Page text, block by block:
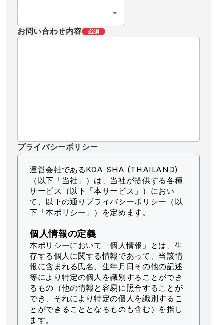
お問い合わせ内容 必須
プライバシーポリシー
運営会社であるKOA-SHA (THAILAND)
（以下「当社」） は、当社が提供する各種
サービス（以下「本サービス」）におい
て、以下の通りプライバシーポリシー（以
下「本ポリシー」）を定めます。
個人情報の定義
本ポリシーにおいて「個人情報」とは、生
存する個人に関する情報であって、当該情
報に含まれる氏名、生年月日その他の記述
等により特定の個人を識別することができ
るもの（他の情報と容易に照合することが
でき、それにより特定の個人を識別するこ
とができることとなるものも含む）を指し
ます。